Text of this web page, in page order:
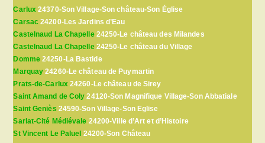
Carlux 24370-Son Village-Son château-Son Église
Carsac 24200-Les Jardins d’Eau
Castelnaud La Chapelle24250-Le château des Milandes
Castelnaud La Chapelle24250-Le château du Village
Domme24250-La Bastide
Marquay 24260-Le château de Puymartin
Prats-de-Carlux24260-Le château de Sirey
Saint Amand de Coly 24120-Son Magnifique Village-Son Abbatiale
Saint Geniès 24590-Son Village-Son Eglise
Sarlat-Cité Médiévale 24200-Ville d’Art et d’Histoire
St Vincent Le Paluel 24200-Son Château